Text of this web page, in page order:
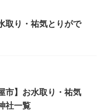
取り・祐気とりがで
市】お水取り・祐気
社一覧